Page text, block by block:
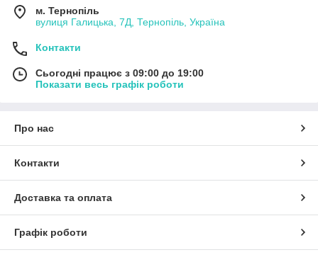
м. Тернопіль
вулиця Галицька, 7Д, Тернопіль, Україна
Контакти
Сьогодні працює з 09:00 до 19:00
Показати весь графік роботи
Про нас
Контакти
Доставка та оплата
Графік роботи